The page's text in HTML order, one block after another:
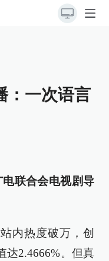
：一次语言
联合会电视剧导
内热度破万，创
达2.4666%。但真